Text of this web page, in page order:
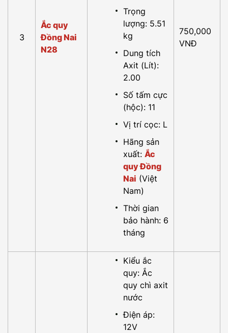
3
Ắc quy
Đồng Nai
N28
Trọng
lượng: 5.51
kg
Dung tích
Axit (Lít):
2.00
Số tấm cực
(hộc): 11
Vị trí cọc: L
Hãng sản
xuất: Ắc
quy Đồng
Nai (Việt
Nam)
Thời gian
bảo hành: 6
tháng
750,000
VNĐ
Kiểu ắc
quy: Ắc
quy chì axit
nước
Điện áp:
12V